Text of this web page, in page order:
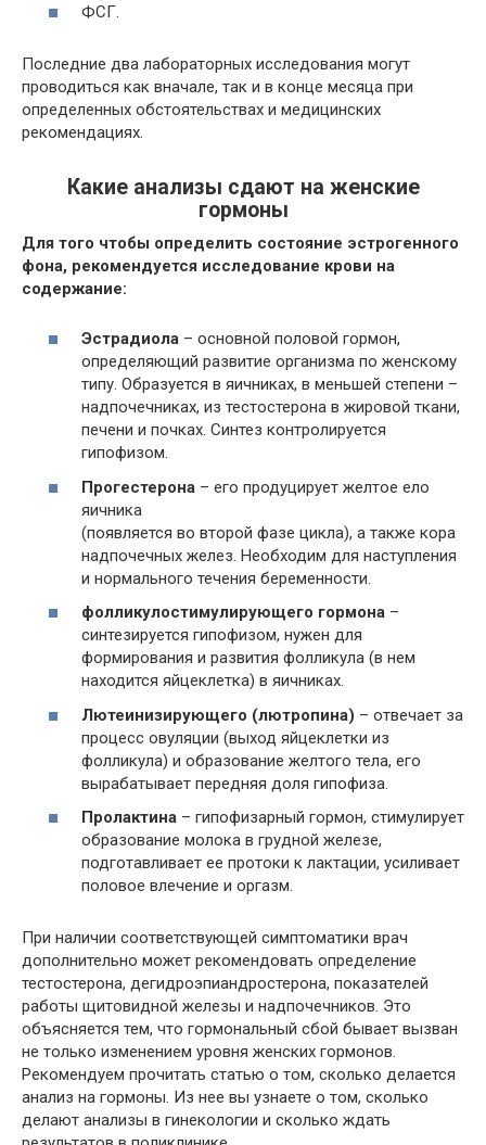
ФСГ.
Последние два лабораторных исследования могут
проводиться как вначале, так и в конце месяца при
определенных обстоятельствах и медицинских
рекомендациях.
Какие анализы сдают на женские
гормоны
Для того чтобы определить состояние эстрогенного
фона, рекомендуется исследование крови на
содержание:
Эстрадиола – основной половой гормон,
определяющий развитие организма по женскому
типу. Образуется в яичниках, в меньшей степени –
надпочечниках, из тестостерона в жировой ткани,
печени и почках. Синтез контролируется
гипофизом.
Прогестерона – его продуцирует желтое ело
яичника
(появляется во второй фазе цикла), а также кора
надпочечных желез. Необходим для наступления
и нормального течения беременности.
фолликулостимулирующего гормона –
синтезируется гипофизом, нужен для
формирования и развития фолликула (в нем
находится яйцеклетка) в яичниках.
Лютеинизирующего (лютропина) – отвечает за
процесс овуляции (выход яйцеклетки из
фолликула) и образование желтого тела, его
вырабатывает передняя доля гипофиза.
Пролактина – гипофизарный гормон, стимулирует
образование молока в грудной железе,
подготавливает ее протоки к лактации, усиливает
половое влечение и оргазм.
При наличии соответствующей симптоматики врач
дополнительно может рекомендовать определение
тестостерона, дегидроэпиандростерона, показателей
работы щитовидной железы и надпочечников. Это
объясняется тем, что гормональный сбой бывает вызван
не только изменением уровня женских гормонов.
Рекомендуем прочитать статью о том, сколько делается
анализ на гормоны. Из нее вы узнаете о том, сколько
делают анализы в гинекологии и сколько ждать